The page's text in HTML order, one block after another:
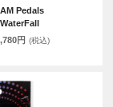
Pedals
WaterFall
円 (税込)